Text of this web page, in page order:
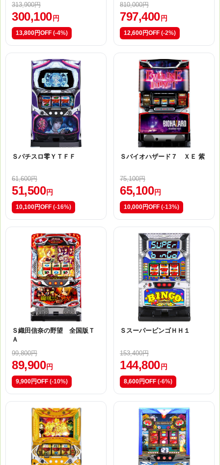
313,900円
300,100 円
13,800円OFF (-4%)
810,000円
797,400 円
12,600円OFF (-2%)
Ｓパチスロ零ＹＴＦＦ
61,600円
51,500 円
10,100円OFF (-16%)
Ｓバイオハザード７ ＸＥ 紫
75,100円
65,100 円
10,000円OFF (-13%)
Ｓ織田信奈の野望 全国版Ｔ
Ａ
99,800円
89,900 円
9,900円OFF (-10%)
ＳスーパービンゴＨＨ１
153,400円
144,800 円
8,600円OFF (-6%)